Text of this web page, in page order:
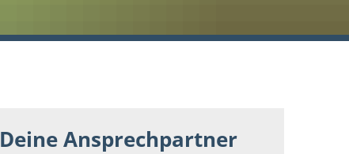
Deine Ansprechpartner